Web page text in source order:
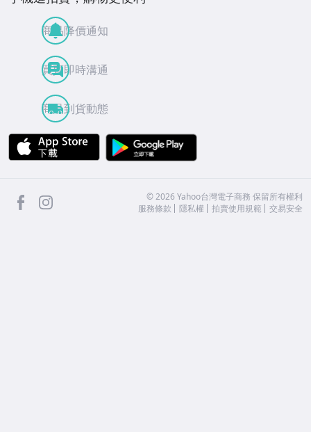
商品降價通知
買賣即時溝通
商品到貨動態
APP Store
facebook ©2026 Yahoo台灣電子商務 保留所有權利
服務條款
隱私權 拍賣使用規範 交易安全